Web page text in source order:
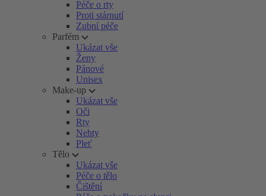
Péče o rty
Proti stárnutí
Zubní péče
Parfém
Ukázat vše
Ženy
Pánové
Unisex
Make-up
Ukázat vše
Oči
Rty
Nehty
Pleť
Tělo
Ukázat vše
Péče o tělo
Čištění